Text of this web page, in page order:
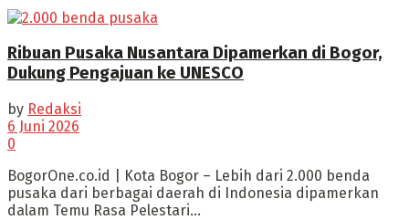
Ribuan Pusaka Nusantara Dipamerkan di Bogor,
Dukung Pengajuan ke UNESCO
by Redaksi
6 Juni 2026
0
BogorOne.co.id | Kota Bogor – Lebih dari 2.000 benda
pusaka dari berbagai daerah di Indonesia dipamerkan
dalam Temu Rasa Pelestari...